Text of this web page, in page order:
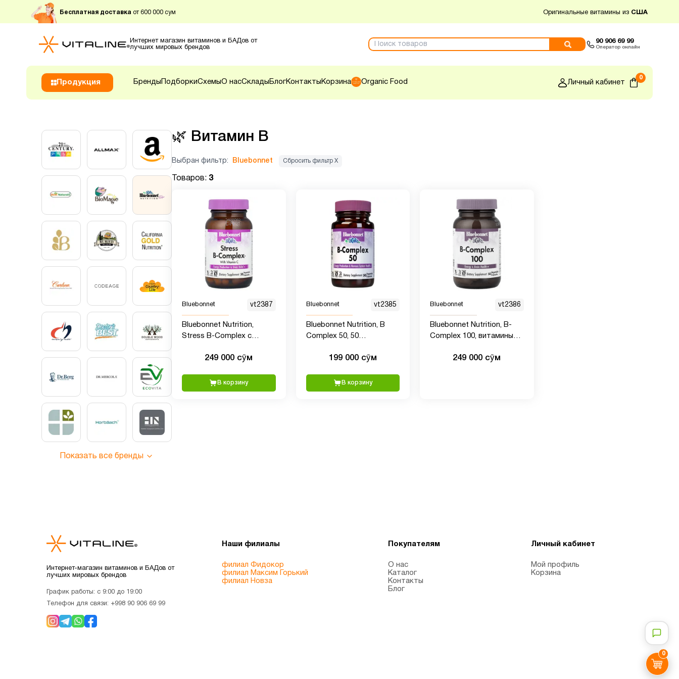
Бесплатная доставка от 600 000 сум Оригинальные витамины из США
Интернет магазин витаминов и БАДов от
лучших мировых брендов
90 906 69 99
Оператор онлайн
Продукция Бренды ПодборкиСхемыО насСклады БлогКонтакты Корзина Organic Food Личный кабинет
0
0
Показать все бренды
🌿 Витамин B
Выбран фильтр: Bluebonnet Сбросить фильтр Х
Товаров: 3
Bluebonnet vt2387
Bluebonnet Nutrition,
Stress B-Complex с
растительных капсул
249 000 сӯм
В корзину
Bluebonnet vt2385
Bluebonnet Nutrition, B
Complex 50, 50
199 000 сӯм
В корзину
Bluebonnet vt2386
Bluebonnet Nutrition, B-
Complex 100, витамины
растительных капсул
249 000 сӯм
Интернет-магазин витаминов и БАДов от
лучших мировых брендов
График работы: с 9:00 до 19:00
Телефон для связи: +998 90 906 69 99
Наши филиалы
филиал Фидокор
филиал Максим Горький
филиал Новза
Покупателям
О нас
Каталог
Контакты
Блог
Личный кабинет
Мой профиль
Корзина